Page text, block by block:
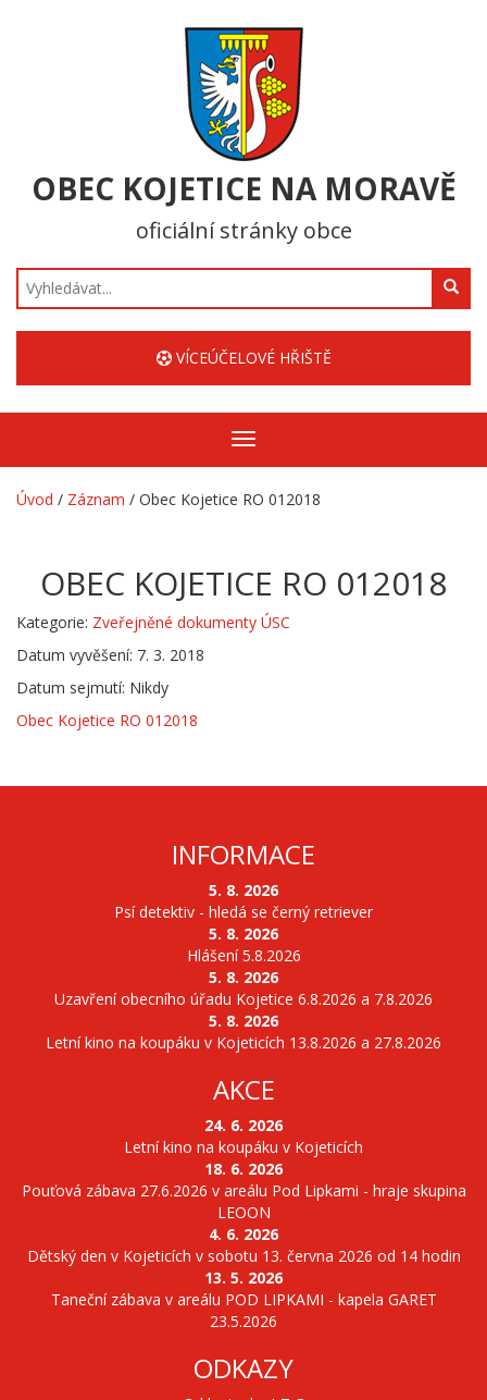
OBEC KOJETICE NA MORAVĚ
oficiální stránky obce
Hledat
VÍCEÚČELOVÉ HŘIŠTĚ
Zobrazit/skrýt
navigaci
Úvod / Záznam / Obec Kojetice RO 012018
OBEC KOJETICE RO 012018
Kategorie: Zveřejněné dokumenty ÚSC
Datum vyvěšení: 7. 3. 2018
Datum sejmutí: Nikdy
Obec Kojetice RO 012018
INFORMACE
5. 8. 2026
Psí detektiv - hledá se černý retriever
5. 8. 2026
Hlášení 5.8.2026
5. 8. 2026
Uzavření obecního úřadu Kojetice 6.8.2026 a 7.8.2026
5. 8. 2026
Letní kino na koupáku v Kojeticích 13.8.2026 a 27.8.2026
AKCE
24. 6. 2026
Letní kino na koupáku v Kojeticích
18. 6. 2026
Pouťová zábava 27.6.2026 v areálu Pod Lipkami - hraje skupina
LEOON
4. 6. 2026
Dětský den v Kojeticích v sobotu 13. června 2026 od 14 hodin
13. 5. 2026
Taneční zábava v areálu POD LIPKAMI - kapela GARET
23.5.2026
ODKAZY